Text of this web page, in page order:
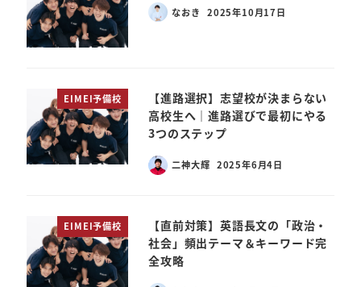
なおき 2025年10月17日
EIMEI予備校
【進路選択】志望校が決まらない
高校生へ｜進路選びで最初にやる
3つのステップ
二神大輝 2025年6月4日
EIMEI予備校
【直前対策】英語長文の「政治・
社会」頻出テーマ＆キーワード完
全攻略